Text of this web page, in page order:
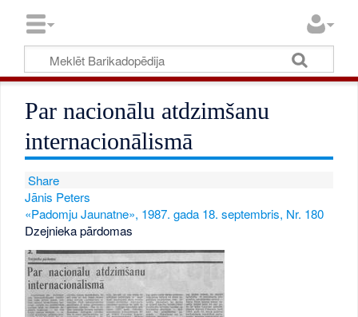
Par nacionālu atdzimšanu
internacionālismā
Share
Jānis Peters
«Padomju Jaunatne», 1987. gada 18. septembris, Nr. 180
Dzejnieka pārdomas